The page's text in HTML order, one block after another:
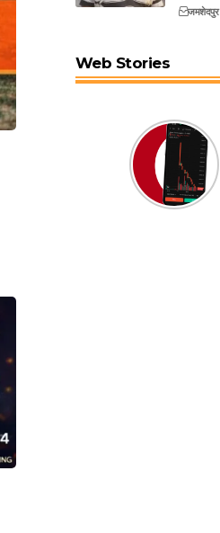
जमशेदपुर
Web Stories